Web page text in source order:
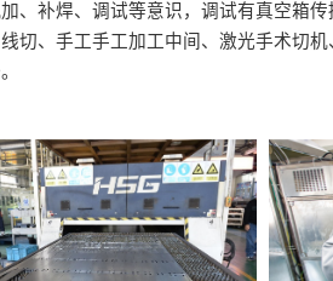
、补焊、调试等意识，调试有真空箱
切、手工手工加工中间、激光手术切